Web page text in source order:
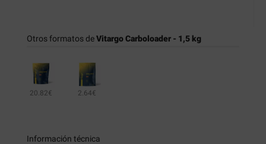
Otros formatos deVitargo Carboloader - 1,5 kg
20.82€ 2.64€
Información técnica